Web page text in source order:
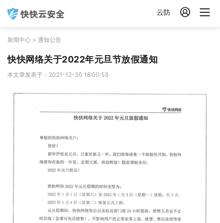
云防 
新闻中心 > 通知公告
快快网络关于2022年元旦节放假通知
本文章发表于：2021-12-30 18:00:53